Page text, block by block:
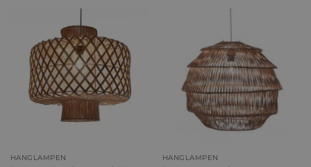
HANGLAMPEN HANGLAMPEN